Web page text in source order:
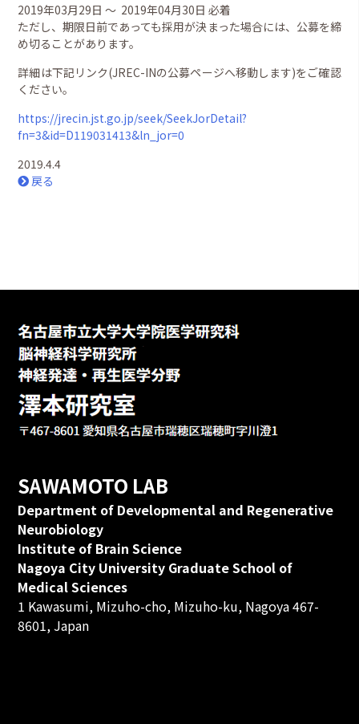
2019年03月29日 ～ 2019年04月30日 必着
ただし、期限日前であっても採用が決まった場合には、公募を締
め切ることがあります。
詳細は下記リンク(JREC-INの公募ページへ移動します)をご確認
ください。
https://jrecin.jst.go.jp/seek/SeekJorDetail?
fn=3&id=D119031413&ln_jor=0
2019.4.4
戻る
SAWAMOTO LAB
Department of Developmental and Regenerative
Neurobiology
Institute of Brain Science
Nagoya City University Graduate School of
Medical Sciences
1 Kawasumi, Mizuho-cho, Mizuho-ku, Nagoya 467-
8601, Japan